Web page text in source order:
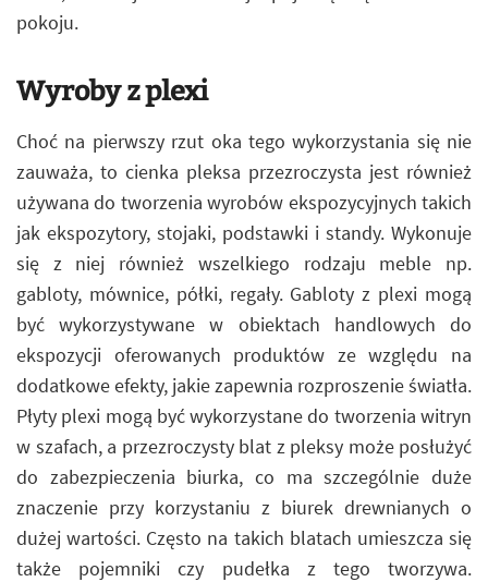
pokoju.
Wyroby z plexi
Choć na pierwszy rzut oka tego wykorzystania się nie
zauważa, to cienka pleksa przezroczysta jest również
używana do tworzenia wyrobów ekspozycyjnych takich
jak ekspozytory, stojaki, podstawki i standy. Wykonuje
się z niej również wszelkiego rodzaju meble np.
gabloty, mównice, półki, regały. Gabloty z plexi mogą
być wykorzystywane w obiektach handlowych do
ekspozycji oferowanych produktów ze względu na
dodatkowe efekty, jakie zapewnia rozproszenie światła.
Płyty plexi mogą być wykorzystane do tworzenia witryn
w szafach, a przezroczysty blat z pleksy może posłużyć
do zabezpieczenia biurka, co ma szczególnie duże
znaczenie przy korzystaniu z biurek drewnianych o
dużej wartości. Często na takich blatach umieszcza się
także pojemniki czy pudełka z tego tworzywa.